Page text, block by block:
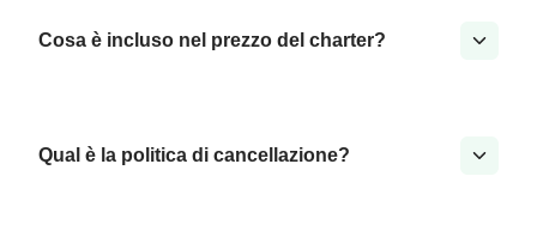
Cosa è incluso nel prezzo del charter?
Qual è la politica di cancellazione?